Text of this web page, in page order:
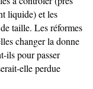
liquide) et les
taille. Les réformes
changer la donne
ils pour passer
elle perdue